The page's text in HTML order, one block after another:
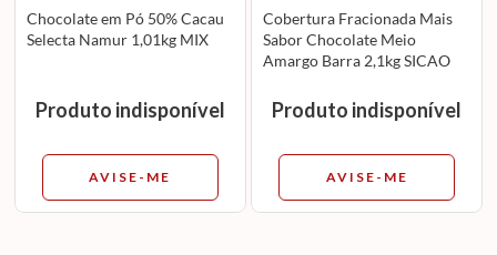
Chocolate em Pó 50% Cacau
Selecta Namur 1,01kg MIX
Produto indisponível
AVISE-ME
Cobertura Fracionada Mais
Sabor Chocolate Meio
Amargo Barra 2,1kg SICAO
Produto indisponível
AVISE-ME